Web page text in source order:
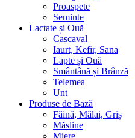
Proaspete
Seminte
Lactate și Ouă
Cașcaval
Iaurt, Kefir, Sana
Lapte și Ouă
Smântână și Brânză
Telemea
Unt
Produse de Bază
Făină, Mălai, Griș
Măsline
Miere